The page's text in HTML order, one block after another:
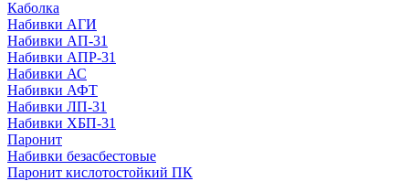
Каболка
Набивки АГИ
Набивки АП-31
Набивки АПР-31
Набивки АС
Набивки АФТ
Набивки ЛП-31
Набивки ХБП-31
Паронит
Набивки безасбестовые
Паронит кислотостойкий ПК